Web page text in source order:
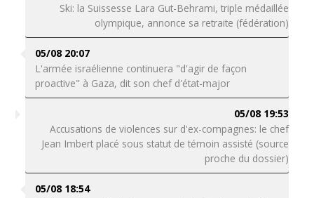
Ski: la Suissesse Lara Gut-Behrami, triple médaillée
olympique, annonce sa retraite (fédération)
05/08 20:07
L'armée israélienne continuera "d'agir de façon
proactive" à Gaza, dit son chef d'état-major
05/08 19:53
Accusations de violences sur d'ex-compagnes: le chef
Jean Imbert placé sous statut de témoin assisté (source
proche du dossier)
05/08 18:54